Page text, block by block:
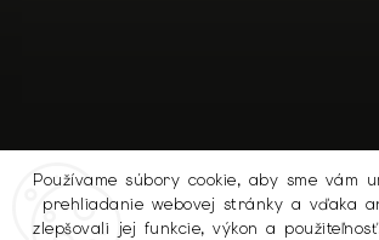
Používame súbory cookie, aby sme vám
prehliadanie webovej stránky a vďaka
zlepšovali jej funkcie, výkon a
Sledovať na Instagrame